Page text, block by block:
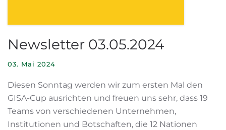
Newsletter 03.05.2024
03. Mai 2024
Diesen Sonntag werden wir zum ersten Mal den
GISA-Cup ausrichten und freuen uns sehr, dass 19
Teams von verschiedenen Unternehmen,
Institutionen und Botschaften, die 12 Nationen